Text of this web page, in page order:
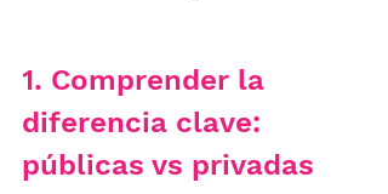
1. Comprender la
diferencia clave:
públicas vs privadas